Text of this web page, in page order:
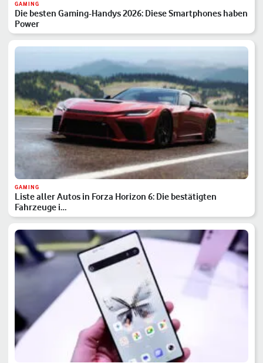
GAMING
Die besten Gaming-Handys 2026: Diese Smartphones haben
Power
GAMING
Liste aller Autos in Forza Horizon 6: Die bestätigten
Fahrzeuge i…